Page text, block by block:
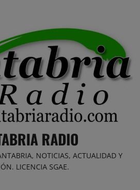
RADIO
NOTICIAS, ACTUALIDAD Y
LICENCIA SGAE.